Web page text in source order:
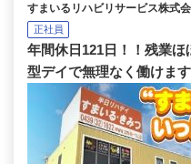
すまいるリハビリサービス株式
正社員
年間休日121日！！残業ほ
型デイで無理なく働けます